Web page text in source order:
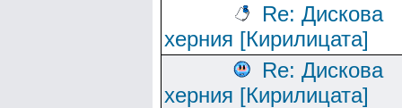
Re: Дискова
херния [Кирилицата]
Re: Дискова
херния [Кирилицата]